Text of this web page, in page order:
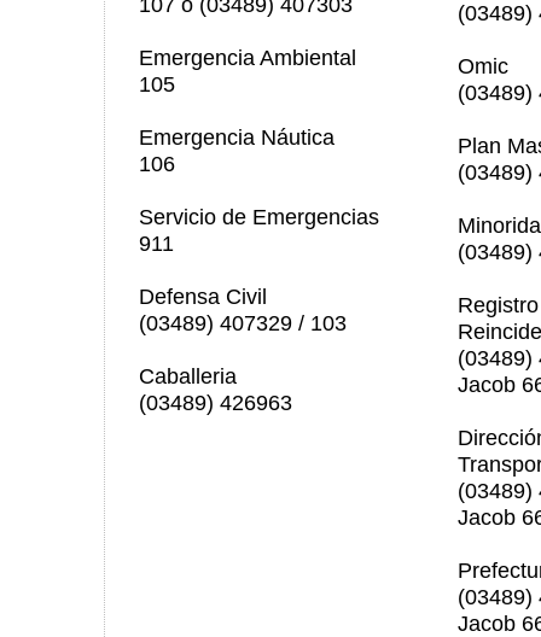
Emergencia Ambiental
105
Emergencia Náutica
106
Servicio de Emergencias
911
Defensa Civil
(03489) 407329 / 103
Caballeria
(03489) 426963
(03489)
Omic
(03489)
Plan
(03489)
(03489)
(03489)
Jacob
(03489)
Jacob
(03489)
Jacob